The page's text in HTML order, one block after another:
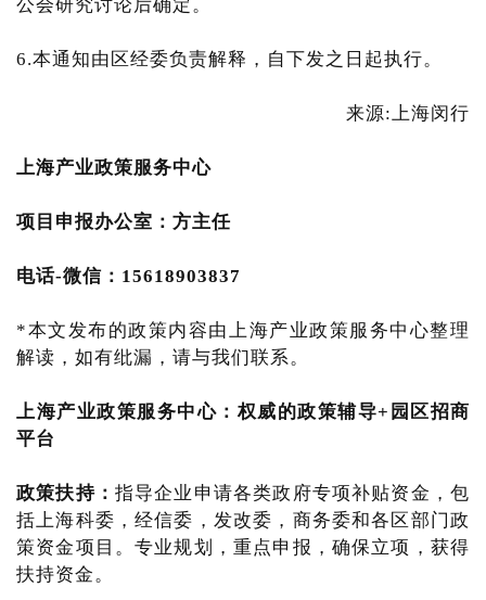
公会研究讨论后确定。
6.本通知由区经委负责解释，自下发之日起执行。
来源:上海闵行
上海产业政策服务中心
项目申报办公室：方主任
电话-微信：15618903837
*本文发布的政策内容由上海产业政策服务中心整理
解读，如有纰漏，请与我们联系。
上海产业政策服务中心 ：权威的政策辅导+园区招商
平台
政策扶持： 指导企业申请各类政府专项补贴资金，包
括上海科委，经信委，发改委，商务委和各区部门政
策资金项目。专业规划，重点申报，确保立项，获得
扶持资金。